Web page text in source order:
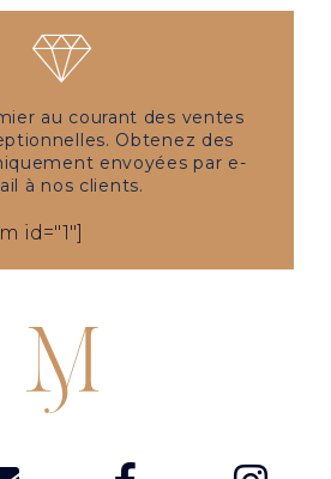
au courant des ventes
Obtenez des
envoyées par e-
à nos clients.
id="1"]